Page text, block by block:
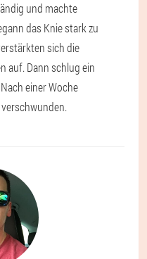
und machte
das Knie stark zu
sich die
auf. Dann schlug ein
einer Woche